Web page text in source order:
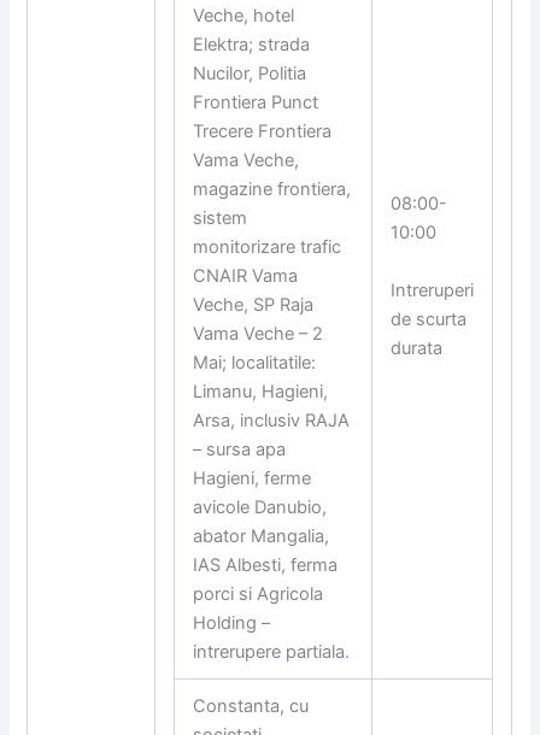
Veche, hotel
Elektra; strada
Nucilor, Politia
Frontiera Punct
Trecere Frontiera
Vama Veche,
magazine frontiera,
sistem
monitorizare trafic
CNAIR Vama
Veche, SP Raja
Vama Veche – 2
Mai; localitatile:
Limanu, Hagieni,
Arsa, inclusiv RAJA
– sursa apa
Hagieni, ferme
avicole Danubio,
abator Mangalia,
IAS Albesti, ferma
porci si Agricola
Holding –
intrerupere partiala.
08:00-
10:00
Intreruperi
de scurta
durata
Constanta, cu